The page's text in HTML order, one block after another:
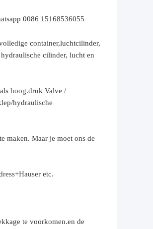
0086 15168536055
container,luchtcilinder,
cilinder, lucht en
hoog.druk Valve /
hydraulische
maken. Maar je moet ons de
etc.
te voorkomen.en de